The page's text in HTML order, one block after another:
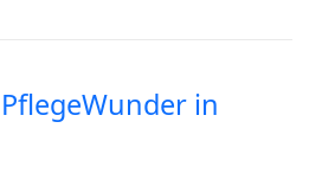
in